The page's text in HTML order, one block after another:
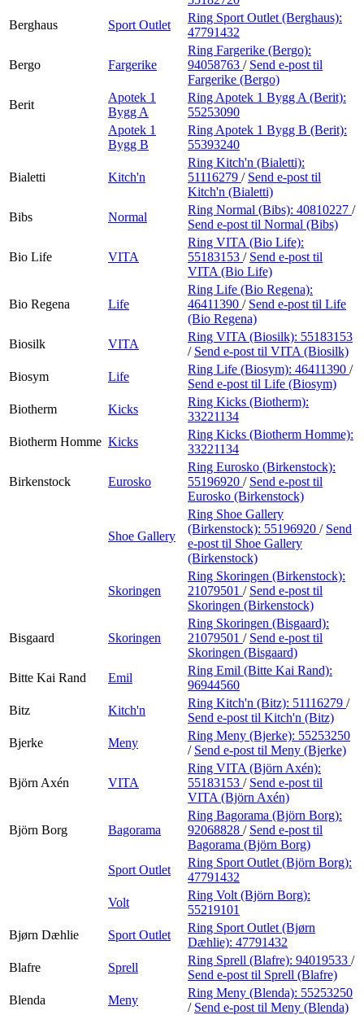
Berghaus
Sport Outlet
Ring Sport Outlet (Berghaus):
47791432
Bergo Fargerike
Ring Fargerike (Bergo):
94058763 / Send e-post til
Fargerike (Bergo)
Berit
Apotek 1
Bygg A
Ring Apotek 1 Bygg A (Berit):
55253090
Apotek 1
Bygg B
Ring Apotek 1 Bygg B (Berit):
55393240
Bialetti Kitch'n
Ring Kitch'n (Bialetti):
51116279 / Send e-post til
Kitch'n (Bialetti)
Bibs
Normal
Ring Normal (Bibs): 40810227 /
Send e-post til Normal (Bibs)
Bio Life VITA
Ring VITA (Bio Life):
55183153 / Send e-post til
VITA (Bio Life)
Bio Regena Life
Ring Life (Bio Regena):
46411390 / Send e-post til Life
(Bio Regena)
Biosilk
VITA
Ring VITA (Biosilk): 55183153
/ Send e-post til VITA (Biosilk)
Biosym
Life
Ring Life (Biosym): 46411390 /
Send e-post til Life (Biosym)
Biotherm
Kicks
Ring Kicks (Biotherm):
33221134
Biotherm Homme Kicks
Ring Kicks (Biotherm Homme):
33221134
Birkenstock Eurosko
Ring Eurosko (Birkenstock):
55196920 / Send e-post til
Eurosko (Birkenstock)
Shoe Gallery
Ring Shoe Gallery
(Birkenstock): 55196920 / Send
e-post til Shoe Gallery
(Birkenstock)
Skoringen
Ring Skoringen (Birkenstock):
21079501 / Send e-post til
Skoringen (Birkenstock)
Bisgaard Skoringen
Ring Skoringen (Bisgaard):
21079501 / Send e-post til
Skoringen (Bisgaard)
Bitte Kai Rand
Emil
Ring Emil (Bitte Kai Rand):
96944560
Bitz
Kitch'n
Ring Kitch'n (Bitz): 51116279 /
Send e-post til Kitch'n (Bitz)
Bjerke
Meny
Ring Meny (Bjerke): 55253250
/ Send e-post til Meny (Bjerke)
Björn Axén VITA
Ring VITA (Björn Axén):
55183153 / Send e-post til
VITA (Björn Axén)
Björn Borg Bagorama
Ring Bagorama (Björn Borg):
92068828 / Send e-post til
Bagorama (Björn Borg)
Sport Outlet
Ring Sport Outlet (Björn Borg):
47791432
Volt
Ring Volt (Björn Borg):
55219101
Bjørn Dæhlie
Sport Outlet
Ring Sport Outlet (Bjørn
Dæhlie): 47791432
Blafre
Sprell
Ring Sprell (Blafre): 94019533 /
Send e-post til Sprell (Blafre)
Blenda
Meny
Ring Meny (Blenda): 55253250
/ Send e-post til Meny (Blenda)